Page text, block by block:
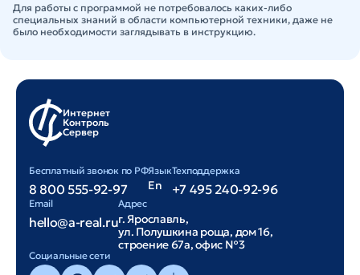
Для работы с программой не потребовалось каких-либо
специальных знаний в области компьютерной техники, даже не
было необходимости заглядывать в инструкцию.
Интернет
Контроль
Сервер
Бесплатный звонок по РФ
8 800 555-92-97
Язык
En
Техподдержка
+7 495 240-92-96
Email
hello@a-real.ru
Адрес
г. Ярославль,
ул. Полушкина роща, дом 16,
строение 67а, офис №3
Cоциальные сети